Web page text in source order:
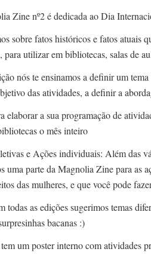
Zine nº2 é dedicada ao Dia
sobre fatos históricos e fatos atuais
para utilizar em bibliotecas, salas de
nós te ensinamos a definir um
das atividades, a definir a
elaborar a sua programação de
o mês inteiro
e Ações individuais: Além das
uma parte da Magnolia Zine para as
das mulheres, e que você pode
todas as edições sugerimos temas
bacanas :)
um poster interno com atividades